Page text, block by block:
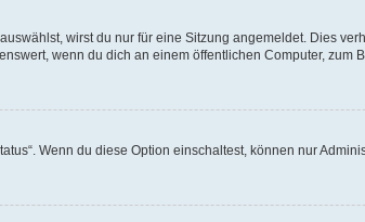
wirst du nur für eine Sitzung angemeldet. Dies
wenn du dich an einem öffentlichen Computer, zum
Wenn du diese Option einschaltest, können nur